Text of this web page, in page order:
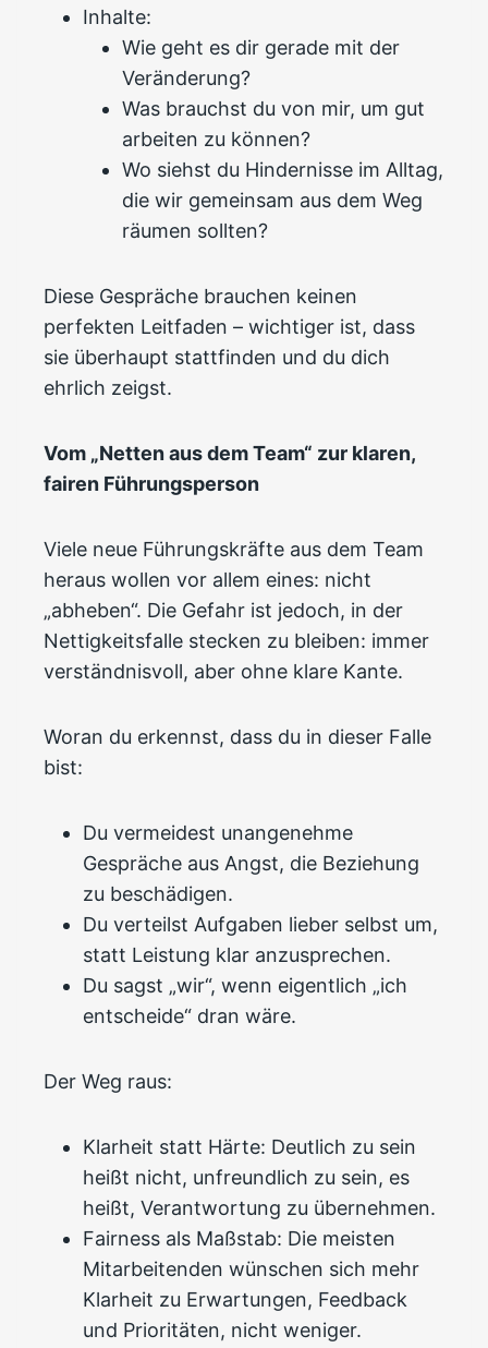
Inhalte:
Wie geht es dir gerade mit der
Veränderung?
Was brauchst du von mir, um gut
arbeiten zu können?
Wo siehst du Hindernisse im Alltag,
die wir gemeinsam aus dem Weg
räumen sollten?
Diese Gespräche brauchen keinen
perfekten Leitfaden – wichtiger ist, dass
sie überhaupt stattfinden und du dich
ehrlich zeigst.​
Vom „Netten aus dem Team“ zur klaren,
fairen Führungsperson
Viele neue Führungskräfte aus dem Team
heraus wollen vor allem eines: nicht
„abheben“. Die Gefahr ist jedoch, in der
Nettigkeitsfalle stecken zu bleiben: immer
verständnisvoll, aber ohne klare Kante.
Woran du erkennst, dass du in dieser Falle
bist:
Du vermeidest unangenehme
Gespräche aus Angst, die Beziehung
zu beschädigen.
Du verteilst Aufgaben lieber selbst um,
statt Leistung klar anzusprechen.
Du sagst „wir“, wenn eigentlich „ich
entscheide“ dran wäre.
Der Weg raus:
Klarheit statt Härte: Deutlich zu sein
heißt nicht, unfreundlich zu sein, es
heißt, Verantwortung zu übernehmen.
Fairness als Maßstab: Die meisten
Mitarbeitenden wünschen sich mehr
Klarheit zu Erwartungen, Feedback
und Prioritäten, nicht weniger.